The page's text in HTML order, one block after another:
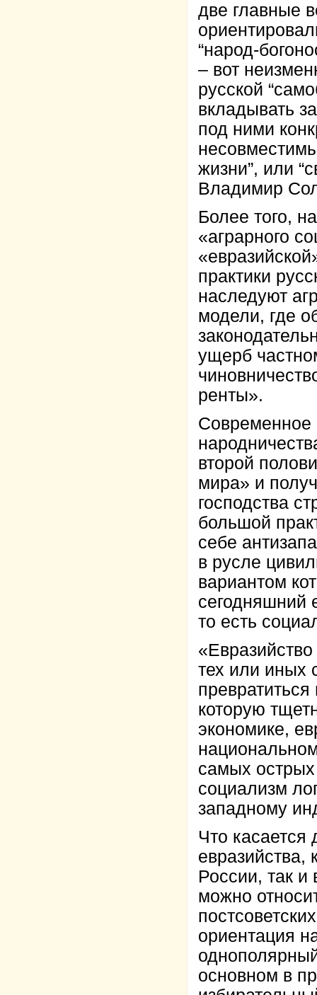
две главные
“народ-
– вот
русской
вкладывать
под ними
жизни”, или
Владимир
Более того,
«аграрного
практики
наследуют
модели, где
ущерб
ренты».
Современное
второй
мира» и
господства
большой
себе
в русле
вариантом
сегодняшний
то есть
тех или иных
которую
экономике,
самых
социализм
западному
Что
евразийства,
России, так и
можно
ориентация
основном в